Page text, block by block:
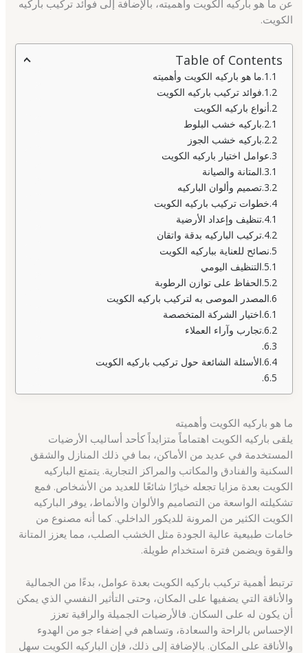
عن ما هو باركيه الكويت وأهميته، بالإضافة إلى فوائد تركيب باركيه
الكويت.
Table of Contents
ما هو باركيه الكويت وأهميته
فوائد تركيب باركيه الكويت
أنواع باركيه الكويت
باركيه خشب البلوط
باركيه خشب الجوز
عوامل اختيار باركيه الكويت
المتانة والصيانة
تصميم وألوان الباركيه
خطوات تركيب باركيه الكويت
تنظيف وإعداد الأرضية
تركيب الباركيه بدقة واتقان
نصائح للعناية بباركيه الكويت
التنظيف اليومي
الحفاظ على توازن الرطوبة
المصدر الموصى به لتركيب باركيه الكويت
اختيار الشركة المتخصصة
تجارب وآراء العملاء
الأسئلة الشائعة حول تركيب باركيه الكويت
ما هو باركيه الكويت وأهميته
يلقى باركيه الكويت اهتماماً متزايداً كأحد أساليب الأرضيات
المستخدمة في عديد من الأماكن، بما في ذلك المنازل والشقق
السكنية والفنادق والمكاتب والمراكز التجارية. يتمتع الباركيه
الكويت بعدة مزايا تجعله خيارًا شائعًا للعديد من الأشخاص. فمع
تشكيلته الواسعة من التصاميم والألوان والأنماط، يوفر الباركيه
الكويت الكثير من المرونة للديكور الداخلي. كما أنه مصنوع من
خامات طبيعية عالية الجودة مثل الخشب الصلب، مما يعزز المتانة
والقوة ويضمن فترة استخدام طويلة.
ترتبط أهمية تركيب باركيه الكويت بعدة عوامل، بدءًا من الجمالية
والأناقة التي يضفيها على المكان، وحتى التأثير النفسي الذي يمكن
أن يكون له على السكان. فالأرضيات الجميلة والراقية تعزز
الإحساس بالراحة والسعادة، وتساهم في إضفاء جو من الهدوء
والأناقة على المكان. بالإضافة إلى ذلك، فإن الباركيه الكويت سهل